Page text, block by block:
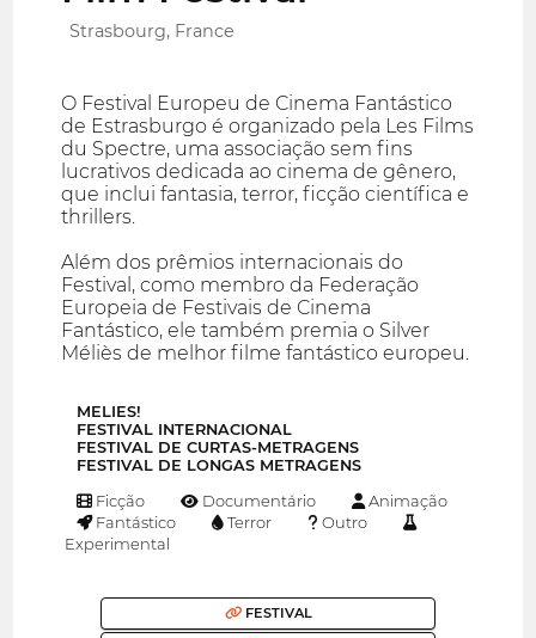
Strasbourg, France
O Festival Europeu de Cinema Fantástico
de Estrasburgo é organizado pela Les Films
du Spectre, uma associação sem fins
lucrativos dedicada ao cinema de gênero,
que inclui fantasia, terror, ficção científica e
thrillers.
Além dos prêmios internacionais do
Festival, como membro da Federação
Europeia de Festivais de Cinema
Fantástico, ele também premia o Silver
Méliès de melhor filme fantástico europeu.
MELIES!
FESTIVAL INTERNACIONAL
FESTIVAL DE CURTAS-METRAGENS
FESTIVAL DE LONGAS METRAGENS
Ficção Documentário
Animação
Fantástico
Terror
Outro
Experimental
FESTIVAL